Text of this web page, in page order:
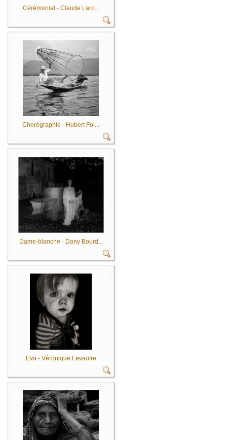
Cérémonial - Claude Laro...
Chorégraphie - Hubert Fol...
Dame-blanche - Dany Bourd...
Eva - Véronique Levaufre